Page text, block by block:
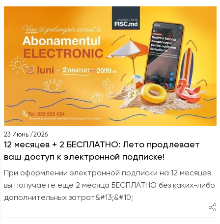
23 Июнь /2026
12 месяцев + 2 БЕСПЛАТНО: Лето продлевает
ваш доступ к электронной подписке!
При оформлении электронной подписки на 12 месяцев
вы получаете ещё 2 месяца БЕСПЛАТНО без каких-либо
дополнительных затрат&#13;&#10;